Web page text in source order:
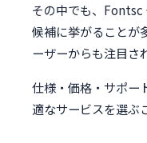
その中でも、
候補に挙がることが
ーザーからも注目さ
仕様・価格・サポー
適なサービスを選ぶ